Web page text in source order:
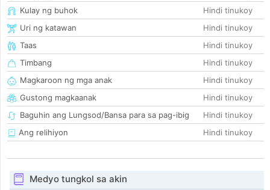
Kulay ng buhok
Hindi tinukoy
Uri ng katawan
Hindi tinukoy
Taas
Hindi tinukoy
Timbang
Hindi tinukoy
Magkaroon ng mga anak
Hindi tinukoy
Gustong magkaanak
Hindi tinukoy
Baguhin ang Lungsod/Bansa para sa pag-ibig
Hindi tinukoy
Ang relihiyon
Hindi tinukoy
Medyo tungkol sa akin